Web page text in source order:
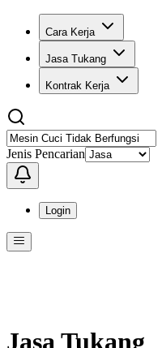
Cara Kerja
Jasa Tukang
Kontrak Kerja
Jenis Pencarian
Login
Jasa Tukang